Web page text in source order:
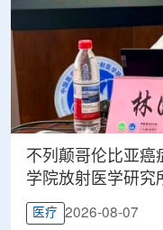
不列颠哥伦比亚癌
学院放射医学研究
医疗 2026-08-07